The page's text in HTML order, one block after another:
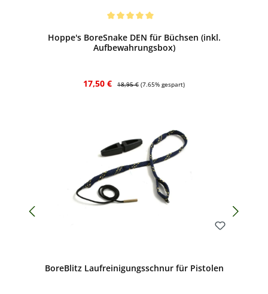
Hoppe's BoreSnake DEN für Büchsen (inkl.
Aufbewahrungsbox)
Verkaufspreis:
17,50 € Regulärer Preis:
18,95 € (7.65% gespart)
BoreBlitz Laufreinigungsschnur für Pistolen